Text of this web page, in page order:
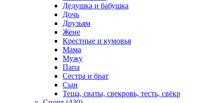
Дедушка и бабушка
Дочь
Друзьям
Жене
Крестные и кумовья
Мама
Мужу
Папа
Сестра и брат
Сын
Теща, сваты, свекровь, тесть, свёкр